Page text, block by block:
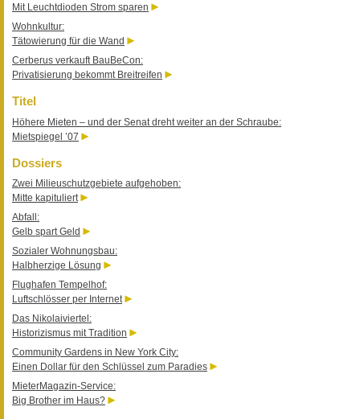
Mit Leuchtdioden Strom sparen
Wohnkultur:
Tätowierung für die Wand
Cerberus verkauft BauBeCon:
Privatisierung bekommt Breitreifen
Titel
Höhere Mieten – und der Senat dreht weiter an der Schraube:
Mietspiegel ’07
Dossiers
Zwei Milieuschutzgebiete aufgehoben:
Mitte kapituliert
Abfall:
Gelb spart Geld
Sozialer Wohnungsbau:
Halbherzige Lösung
Flughafen Tempelhof:
Luftschlösser per Internet
Das Nikolaiviertel:
Historizismus mit Tradition
Community Gardens in New York City:
Einen Dollar für den Schlüssel zum Paradies
MieterMagazin-Service:
Big Brother im Haus?